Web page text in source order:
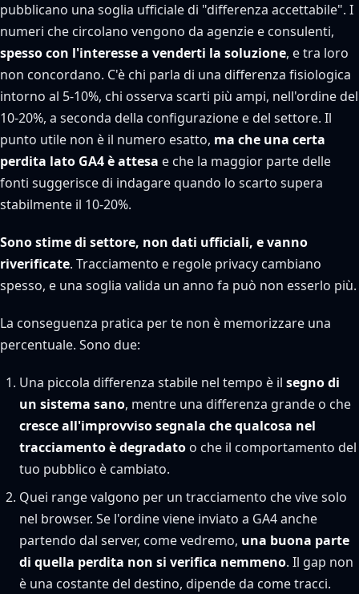
pubblicano una soglia ufficiale di "differenza accettabile". I
numeri che circolano vengono da agenzie e consulenti,
spesso con l'interesse a venderti la soluzione, e tra loro
non concordano. C'è chi parla di una differenza fisiologica
intorno al 5-10%, chi osserva scarti più ampi, nell'ordine del
10-20%, a seconda della configurazione e del settore. Il
punto utile non è il numero esatto, ma che una certa
perdita lato GA4 è attesa e che la maggior parte delle
fonti suggerisce di indagare quando lo scarto supera
stabilmente il 10-20%.
Sono stime di settore, non dati ufficiali, e vanno
riverificate. Tracciamento e regole privacy cambiano
spesso, e una soglia valida un anno fa può non esserlo più.
La conseguenza pratica per te non è memorizzare una
percentuale. Sono due:
Una piccola differenza stabile nel tempo è il segno di
un sistema sano, mentre una differenza grande o che
cresce all'improvviso segnala che qualcosa nel
tracciamento è degradato o che il comportamento del
tuo pubblico è cambiato.
Quei range valgono per un tracciamento che vive solo
nel browser. Se l'ordine viene inviato a GA4 anche
partendo dal server, come vedremo, una buona parte
di quella perdita non si verifica nemmeno. Il gap non
è una costante del destino, dipende da come tracci.